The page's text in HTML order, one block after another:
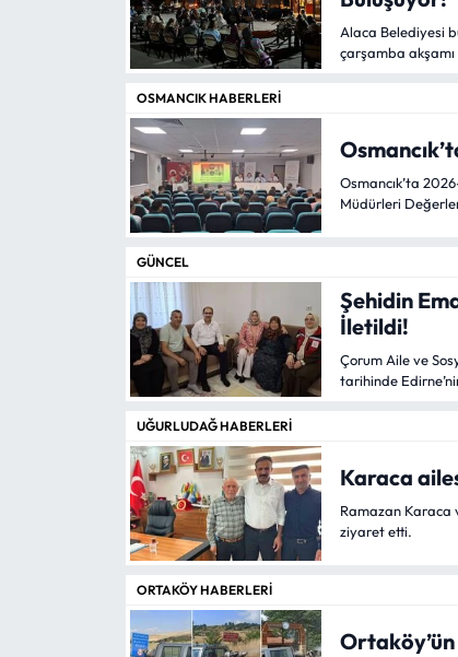
Alaca Belediyesi
çarşamba
OSMANCIK HABERLERI
Osmancık’ta
Müdürleri
GÜNCEL
Şehidin
İletildi!
Çorum Aile ve
tarihinde
UĞURLUDAĞ HABERLERI
Karaca
Ramazan Karaca
ziyaret etti.
ORTAKÖY HABERLERI
Ortaköy’ün
Oğuzlar Haberleri
Ortaköy Haberleri
Osmancık Haberleri
Resmi İlan
Resmi Reklam
Sungurlu Haberleri
Uğurludağ Haberleri